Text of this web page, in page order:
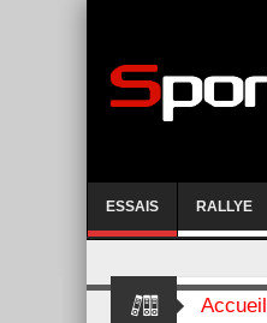
ESSAIS RALLYE
Accueil